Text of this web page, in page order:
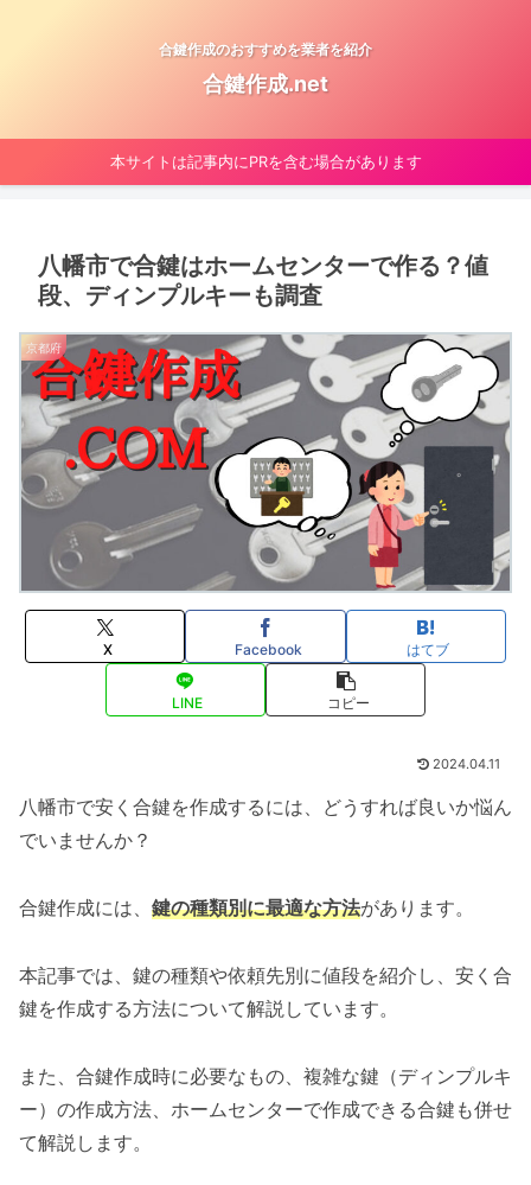
合鍵作成のおすすめを業者を紹介
合鍵作成.net
本サイトは記事内にPRを含む場合があります
八幡市で合鍵はホームセンターで作る？値
段、ディンプルキーも調査
京都府
X Facebook はてブ
LINE コピー
2024.04.11
八幡市で安く合鍵を作成するには、どうすれば良いか悩ん
でいませんか？
合鍵作成には、 鍵の種類別に最適な方法があります。
本記事では、鍵の種類や依頼先別に値段を紹介し、安く合
鍵を作成する方法について解説しています。
また、合鍵作成時に必要なもの、複雑な鍵（ディンプルキ
ー）の作成方法、ホームセンターで作成できる合鍵も併せ
て解説します。